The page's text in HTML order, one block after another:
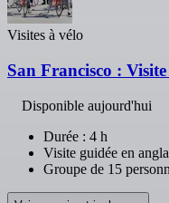
Visites à vélo
San Francisco :
Disponible aujourd'hui
Durée : 4 h
Visite guidée en
Groupe de 15